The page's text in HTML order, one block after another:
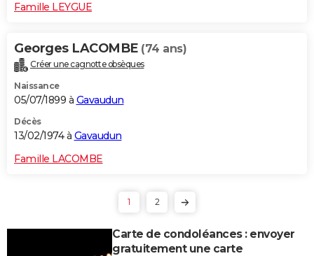
Famille LEYGUE
Georges LACOMBE (74 ans)
Créer une cagnotte obsèques
Naissance
05/07/1899 à Gavaudun
Décès
13/02/1974 à Gavaudun
Famille LACOMBE
1 2
Carte de condoléances : envoyer
gratuitement une carte